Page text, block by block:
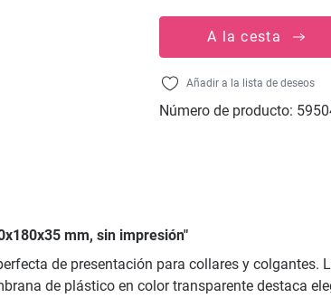
A la cesta
Añadir a la lista de deseos
Número de producto:
mm, sin impresión"
de presentación para collares y colgantes.
de plástico en color transparente destaca